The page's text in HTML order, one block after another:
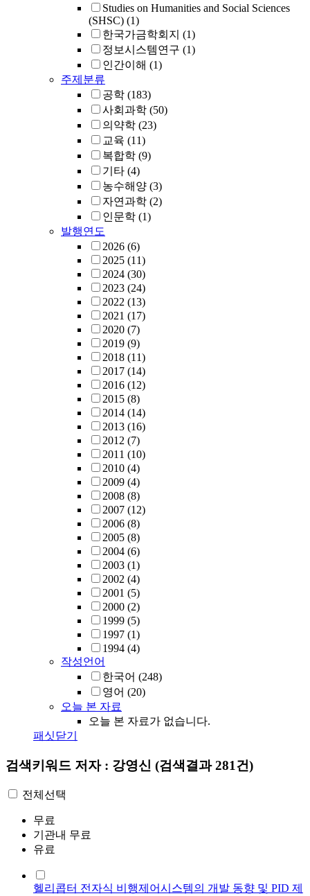
Studies on Humanities and Social Sciences
(SHSC) (1)
한국가금학회지 (1)
정보시스템연구 (1)
인간이해 (1)
주제분류
공학 (183)
사회과학 (50)
의약학 (23)
교육 (11)
복합학 (9)
기타 (4)
농수해양 (3)
자연과학 (2)
인문학 (1)
발행연도
2026 (6)
2025 (11)
2024 (30)
2023 (24)
2022 (13)
2021 (17)
2020 (7)
2019 (9)
2018 (11)
2017 (14)
2016 (12)
2015 (8)
2014 (14)
2013 (16)
2012 (7)
2011 (10)
2010 (4)
2009 (4)
2008 (8)
2007 (12)
2006 (8)
2005 (8)
2004 (6)
2003 (1)
2002 (4)
2001 (5)
2000 (2)
1999 (5)
1997 (1)
1994 (4)
작성언어
한국어 (248)
영어 (20)
오늘 본 자료
오늘 본 자료가 없습니다.
패싯닫기
검색키워드 저자 : 강영신 (검색결과 281건)
전체선택
무료
기관내 무료
유료
헬리콥터 전자식 비행제어시스템의 개발 동향 및 PID 제